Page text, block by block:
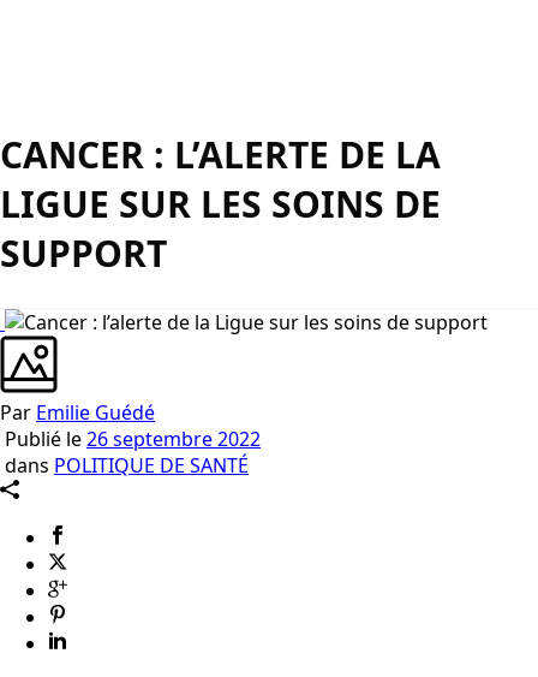
CANCER : L’ALERTE DE LA
LIGUE SUR LES SOINS DE
SUPPORT
Par Emilie Guédé
Publié le26 septembre 2022
dans POLITIQUE DE SANTÉ